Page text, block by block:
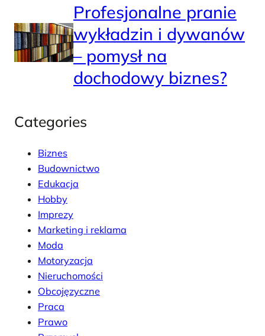
Profesjonalne pranie
wykładzin i dywanów
– pomysł na
dochodowy biznes?
Categories
Biznes
Budownictwo
Edukacja
Hobby
Imprezy
Marketing i reklama
Moda
Motoryzacja
Nieruchomości
Obcojęzyczne
Praca
Prawo